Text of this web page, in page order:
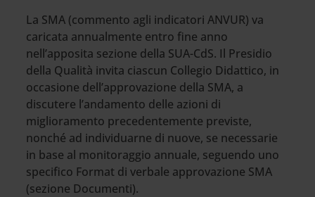
La SMA (commento agli indicatori ANVUR) va
caricata annualmente entro fine anno
nell’apposita sezione della SUA-CdS. Il Presidio
della Qualità invita ciascun Collegio Didattico, in
occasione dell’approvazione della SMA, a
discutere l’andamento delle azioni di
miglioramento precedentemente previste,
nonché ad individuarne di nuove, se necessarie
in base al monitoraggio annuale, seguendo uno
specifico Format di verbale approvazione SMA
(sezione Documenti).